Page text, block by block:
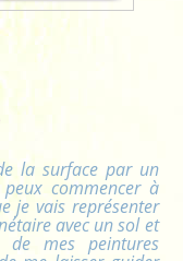
la surface par un
commencer à
je vais représenter
avec un sol et
de mes peintures